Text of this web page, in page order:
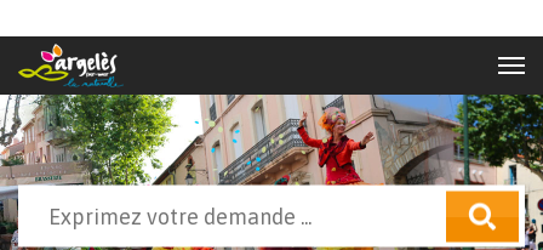
Formulaire de recherche